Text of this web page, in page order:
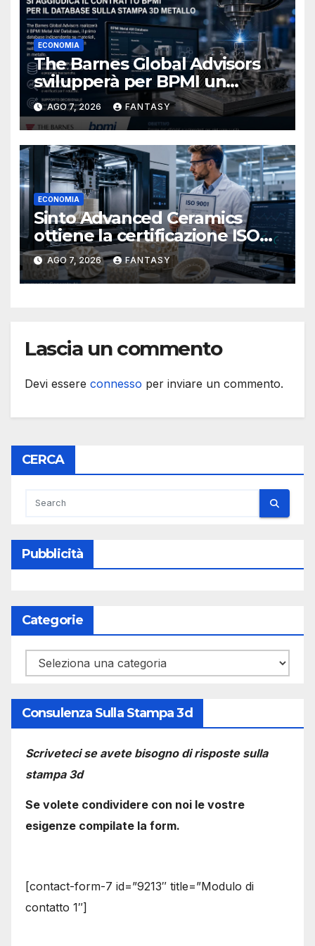
ECONOMIA
The Barnes Global Advisors
svilupperà per BPMI un
database per la stampa 3D
metallica destinata alla filiera
navale statunitense
AGO 7, 2026 FANTASY
ECONOMIA
Sinto Advanced Ceramics
ottiene la certificazione ISO
9001 per la stampa 3D di
ceramiche tecniche
AGO 7, 2026 FANTASY
Lascia un commento
Devi essere connesso per inviare un commento.
CERCA
Pubblicità
Categorie
Categorie
Consulenza Sulla Stampa 3d
Scriveteci se avete bisogno di risposte sulla
stampa 3d
Se volete condividere con noi le vostre
esigenze compilate la form.
[contact-form-7 id=”9213″ title=”Modulo di
contatto 1″]